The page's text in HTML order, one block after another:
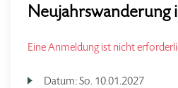
Neujahrswanderung
Eine Anmeldung ist nicht
Datum:So. 10.01.2027